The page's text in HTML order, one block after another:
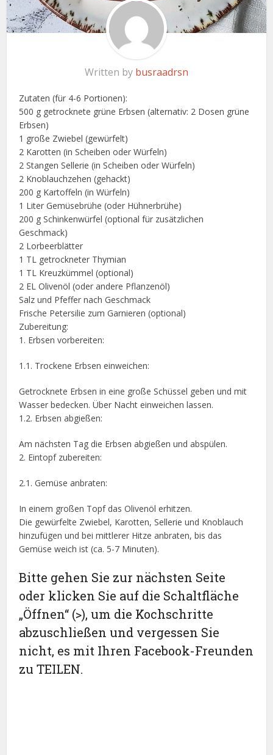
Written by busraadrsn
Zutaten (für 4-6 Portionen):
500 g getrocknete grüne Erbsen (alternativ: 2 Dosen grüne
Erbsen)
1 große Zwiebel (gewürfelt)
2 Karotten (in Scheiben oder Würfeln)
2 Stangen Sellerie (in Scheiben oder Würfeln)
2 Knoblauchzehen (gehackt)
200 g Kartoffeln (in Würfeln)
1 Liter Gemüsebrühe (oder Hühnerbrühe)
200 g Schinkenwürfel (optional für zusätzlichen
Geschmack)
2 Lorbeerblätter
1 TL getrockneter Thymian
1 TL Kreuzkümmel (optional)
2 EL Olivenöl (oder andere Pflanzenöl)
Salz und Pfeffer nach Geschmack
Frische Petersilie zum Garnieren (optional)
Zubereitung:
1. Erbsen vorbereiten:
1.1. Trockene Erbsen einweichen:
Getrocknete Erbsen in eine große Schüssel geben und mit
Wasser bedecken. Über Nacht einweichen lassen.
1.2. Erbsen abgießen:
Am nächsten Tag die Erbsen abgießen und abspülen.
2. Eintopf zubereiten:
2.1. Gemüse anbraten:
In einem großen Topf das Olivenöl erhitzen.
Die gewürfelte Zwiebel, Karotten, Sellerie und Knoblauch
hinzufügen und bei mittlerer Hitze anbraten, bis das
Gemüse weich ist (ca. 5-7 Minuten).
Bitte gehen Sie zur nächsten Seite
oder klicken Sie auf die Schaltfläche
„Öffnen“ (>), um die Kochschritte
abzuschließen und vergessen Sie
nicht, es mit Ihren Facebook-Freunden
zu TEILEN.